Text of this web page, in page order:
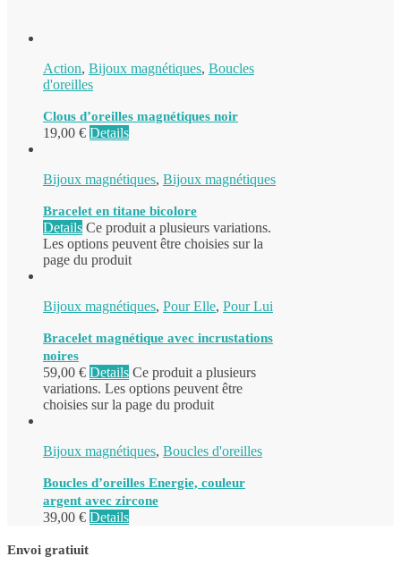
Action, Bijoux magnétiques, Boucles
d'oreilles
Clous d’oreilles magnétiques noir
19,00 € Details
Bijoux magnétiques, Bijoux magnétiques
Bracelet en titane bicolore
Details Ce produit a plusieurs variations.
Les options peuvent être choisies sur la
page du produit
Bijoux magnétiques, Pour Elle, Pour Lui
Bracelet magnétique avec incrustations
noires
59,00 € Details Ce produit a plusieurs
variations. Les options peuvent être
choisies sur la page du produit
Bijoux magnétiques, Boucles d'oreilles
Boucles d’oreilles Energie, couleur
argent avec zircone
39,00 € Details
Envoi gratiuit